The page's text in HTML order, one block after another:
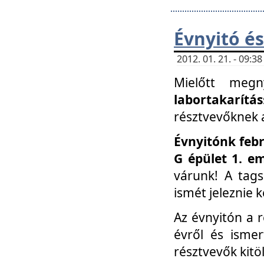
Évnyitó
2012. 01. 21. -
Mielőtt
labortakarítás
résztvevőknek
Évnyitónk
G épület 1.
várunk! A
ismét jeleznie
Az évnyitón a
évről és
résztvevők